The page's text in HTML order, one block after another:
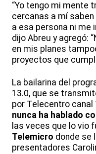
“Yo tengo mi mente
cercanas a mí saben
a esa persona ni me
dijo Abreu y agregó:
en mis planes
proyectos que
La bailarina del
13.0, que se
por Telecentro canal
nunca ha hablado
las veces que lo vio
Telemicro donde se
presentadores